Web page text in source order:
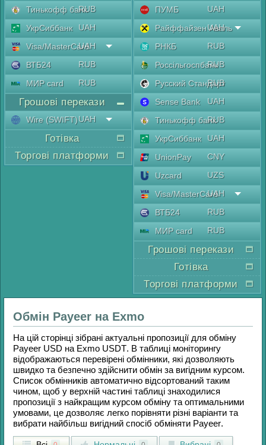
Тинькофф банкRUB
УкрСиббанк
UAH
Visa/MasterCard
UAH
ВТБ24
RUB
МИР card
RUB
Грошові перекази
Wire (SWIFT)UAH
Готівка
Торгові платформи
ПУМБ
UAH
Райффайзен Аваль
UAH
РНКБ
RUB
Россільгоспбанк
RUB
Русский Стандарт
RUB
Sense Bank
UAH
Тинькофф банкRUB
УкрСиббанк
UAH
UnionPay
CNY
Uzcard
UZS
Visa/MasterCard
UAH
ВТБ24
RUB
МИР card
RUB
Грошові перекази
Готівка
Торгові платформи
Обмін Payeer на Exmo
На цій сторінці зібрані актуальні пропозиції для обміну
Payeer USD на Exmo USDT. В таблиці моніторингу
відображаються перевірені обмінники, які дозволяють
швидко та безпечно здійснити обмін за вигідним курсом.
Список обмінників автоматично відсортований таким
чином, щоб у верхній частині таблиці знаходилися
пропозиції з найкращим курсом обміну та оптимальними
умовами, це дозволяє легко порівняти різні варіанти та
вибрати найбільш вигідний спосіб обміняти Payeer.